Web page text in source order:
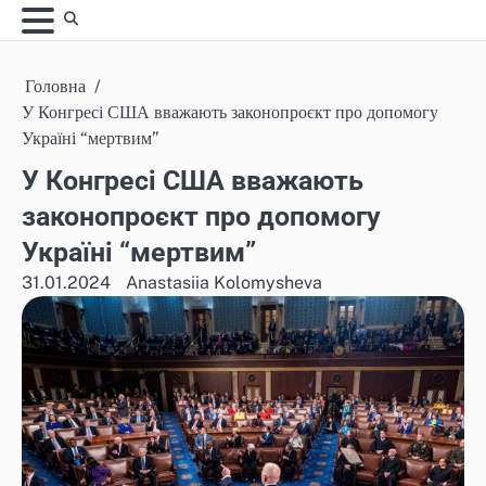
Skip
to
Головна
У Конгресі США вважають законопроєкт про допомогу
Україні “мертвим”
У Конгресі США вважають
законопроєкт про допомогу
Україні “мертвим”
31.01.2024 Anastasiia Kolomysheva